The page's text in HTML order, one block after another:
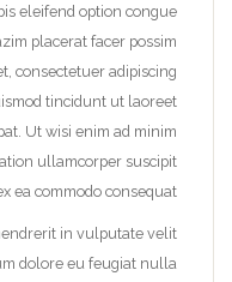
eleifend option congue
placerat facer possim
consectetuer adipiscing
tincidunt ut laoreet
Ut wisi enim ad minim
ullamcorper suscipit
ea commodo consequat.
in vulputate velit
dolore eu feugiat nulla